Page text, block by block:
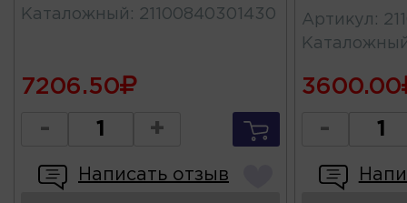
Каталожный : 21100840301430
7206.50
- +
Написать отзыв
Артикул :
3600.00
-